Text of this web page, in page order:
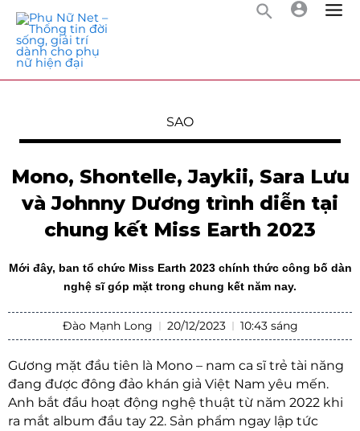
SAO
Mono, Shontelle, Jaykii, Sara Lưu
và Johnny Dương trình diễn tại
chung kết Miss Earth 2023
Mới đây, ban tổ chức Miss Earth 2023 chính thức công bố dàn
nghệ sĩ góp mặt trong chung kết năm nay.
Đào Mạnh Long 20/12/2023 10:43 sáng
Gương mặt đầu tiên là Mono – nam ca sĩ trẻ tài năng
đang được đông đảo khán giả Việt Nam yêu mến.
Anh bắt đầu hoạt động nghệ thuật từ năm 2022 khi
ra mắt album đầu tay 22. Sản phẩm ngay lập tức